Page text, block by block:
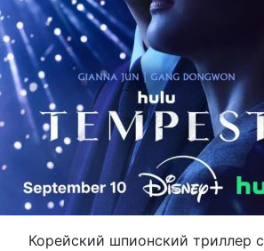
Корейский шпионский триллер с